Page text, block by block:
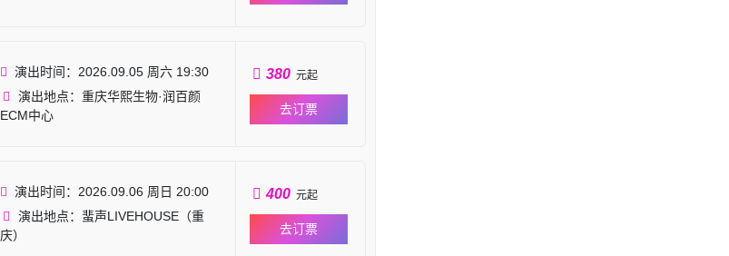
演出时间：2026.09.05 周六 19:30
演出地点：重庆华熙生物·润百颜
ECM中心
380 元起
去订票
演出时间：2026.09.06 周日 20:00
演出地点：蜚声LIVEHOUSE（重
庆）
400 元起
去订票